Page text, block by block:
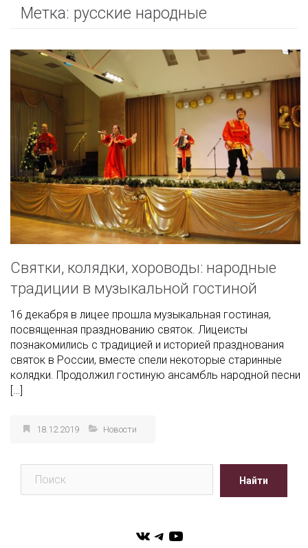
Метка: русские народные
Святки, колядки, хороводы: народные
традиции в музыкальной гостиной
16 декабря в лицее прошла музыкальная гостиная,
посвященная празднованию святок. Лицеисты
познакомились с традицией и историей празднования
святок в России, вместе спели некоторые старинные
колядки. Продолжил гостиную ансамбль народной песни
[…]
18.12.2019 Новости
Поиск
Найти
VKTelegram
YouTube